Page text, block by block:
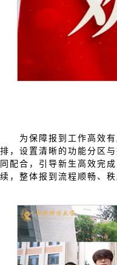
为保障报到工作高效
排，设置清晰的功能分区
同配合，引导新生高效完
续，整体报到流程顺畅、秩